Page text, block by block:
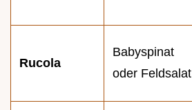
Rucola
Babyspinat
oder Feldsalat